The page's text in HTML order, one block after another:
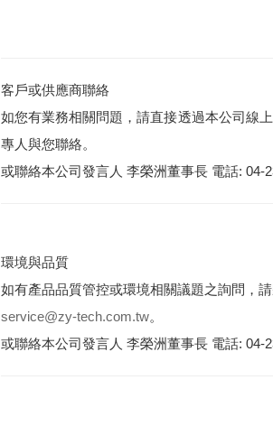
客戶或供應商聯絡
如您有業務相關問題，請直接透過本公司線
專人與您聯絡。
或聯絡本公司發言人 李榮洲董事長 電話: 04-
環境與品質
如有產品品質管控或環境相關議題之詢問，
service@zy-tech.com.tw。
或聯絡本公司發言人 李榮洲董事長 電話: 04-